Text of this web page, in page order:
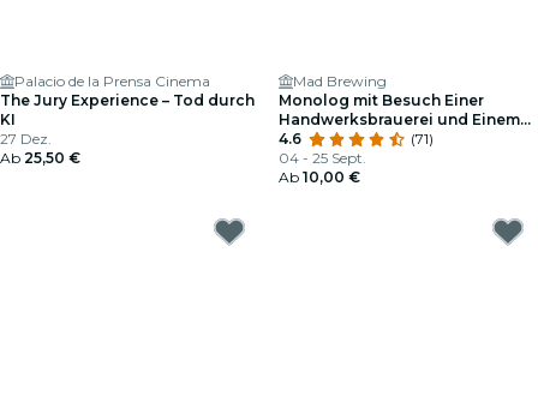
Palacio de la Prensa Cinema
The Jury Experience – Tod durch
KI
27 Dez.
Ab 25,50 €
Mad Brewing
Monolog mit Besuch Einer
Handwerksbrauerei und Einem
Bierchen
4.6
(71)
04 - 25 Sept.
Ab 10,00 €